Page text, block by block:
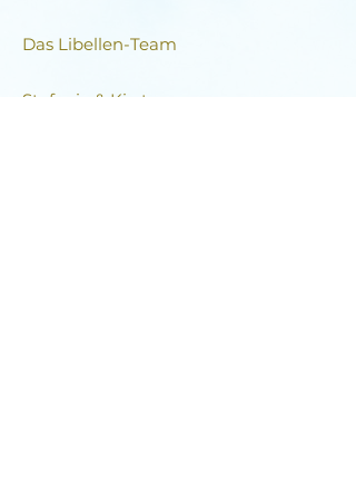
Das Libellen-Team​
Stefanie & Kirsten